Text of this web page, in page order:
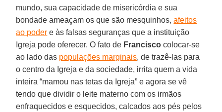
mundo, sua capacidade de misericórdia e sua
bondade ameaçam os que são mesquinhos,afeitos
ao poder e às falsas seguranças que a instituição
Igreja pode oferecer. O fato de Francisco colocar-se
ao lado das populações marginais, de trazê-las para
o centro da Igreja e da sociedade, irrita quem a vida
inteira “mamou nas tetas da Igreja” e agora se vê
tendo que dividir o leite materno com os irmãos
enfraquecidos e esquecidos, calcados aos pés pelos